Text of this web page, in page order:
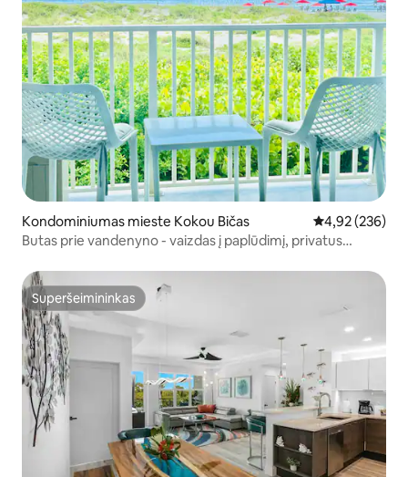
Kondominiumas mieste Kokou Bičas Vidutinis
4,92 (236)
Butas prie vandenyno - vaizdas į paplūdimį, privatus
Superšeimininkas
Superšeimininkas